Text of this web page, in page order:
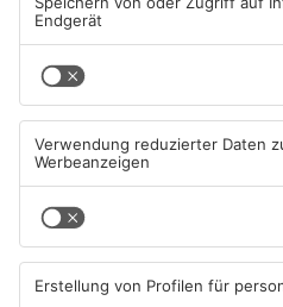
Müll wird in Kreisen
Aschaffenburg und
Miltenberg früher abgeholt
07.08.2026, 09:25 UHR IN
PRIMAVERALAND